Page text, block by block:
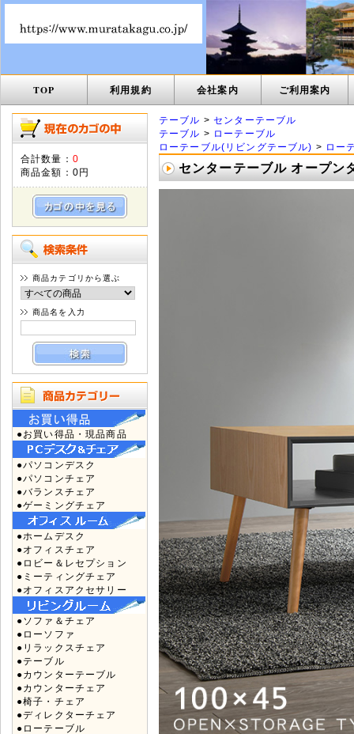
TOP 利用規約 会社案内 ご利用案内
合計数量： 0
商品金額： 0円
商品カテゴリから選ぶ
商品名を入力
●お買い得品・現品商品
●パソコンデスク
●パソコンチェア
●バランスチェア
●ゲーミングチェア
●ホームデスク
●オフィスチェア
●ロビー＆レセプション
●ミーティングチェア
●オフィスアクセサリー
●ソファ＆チェア
●ローソファ
●リラックスチェア
●テーブル
●カウンターテーブル
●カウンターチェア
●椅子・チェア
●ディレクターチェア
●ローテーブル
テーブル >センターテーブル
テーブル > ローテーブル
ローテーブル(リビングテーブル) > ロー
センターテーブル オープン